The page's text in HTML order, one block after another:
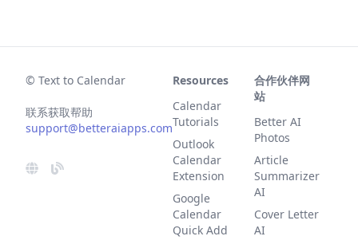
© Text to Calendar
联系获取帮助
support@betteraiapps.com
Resources
Calendar
Tutorials
Outlook
Calendar
Extension
Google
Calendar
Quick Add
合作伙伴网
站
Better AI
Photos
Article
Summarizer
AI
Cover Letter
AI